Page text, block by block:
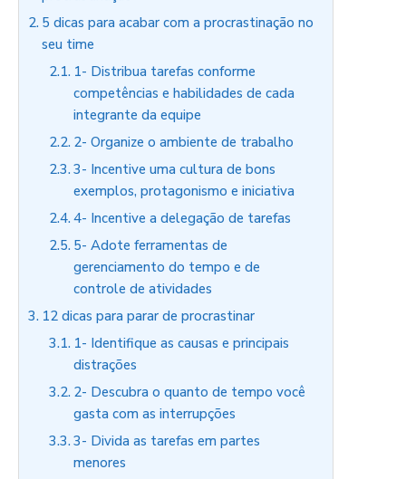
5 dicas para acabar com a procrastinação no
seu time
1- Distribua tarefas conforme
competências e habilidades de cada
integrante da equipe
2- Organize o ambiente de trabalho
3- Incentive uma cultura de bons
exemplos, protagonismo e iniciativa
4- Incentive a delegação de tarefas
5- Adote ferramentas de
gerenciamento do tempo e de
controle de atividades
12 dicas para parar de procrastinar
1- Identifique as causas e principais
distrações
2- Descubra o quanto de tempo você
gasta com as interrupções
3- Divida as tarefas em partes
menores